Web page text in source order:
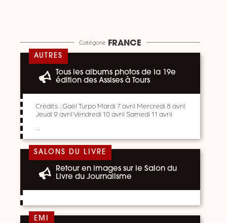
Catégorie FRANCE
AUTRES
Tous les albums photos de la 19e
édition des Assises à Tours
Crédits : Gaël Turpo Mardi 7 avril Mercredi 8 avril
Jeudi 9 avril Vendredi 10 avril Samedi 11 avril
SALONS DU LIVRE
Retour en images sur le Salon du
Livre du Journalisme
EMI